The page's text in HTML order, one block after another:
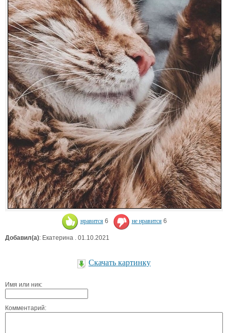
нравится 6 не нравится 6
Добавил(а): Екатерина . 01.10.2021
Скачать картинку
Имя или ник:
Комментарий: